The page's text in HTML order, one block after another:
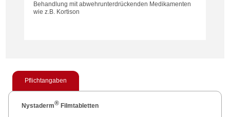
Behandlung mit abwehrunterdrückenden Medikamenten
wie z.B. Kortison
Pflichtangaben
Nystaderm®Filmtabletten